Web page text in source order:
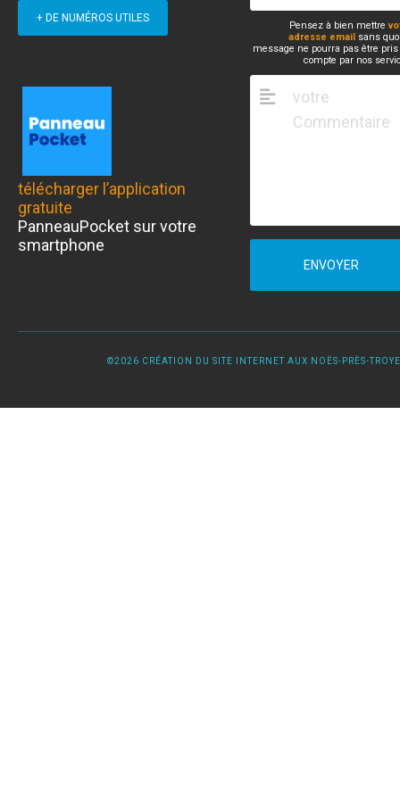
+ DE NUMÉROS UTILES
télécharger l’application
gratuite
PanneauPocket sur votre
smartphone
Pensez à bien mettre
adresse email sans
message ne pourra pas être
compte par nos
ENVOYER
©2026 CRÉATION DU SITE INTERNET AUX NOËS-PRÈS-